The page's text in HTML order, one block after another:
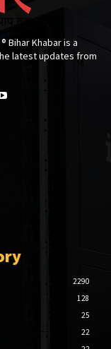
Bihar Khabar is a
latest updates from
2290
128
25
22